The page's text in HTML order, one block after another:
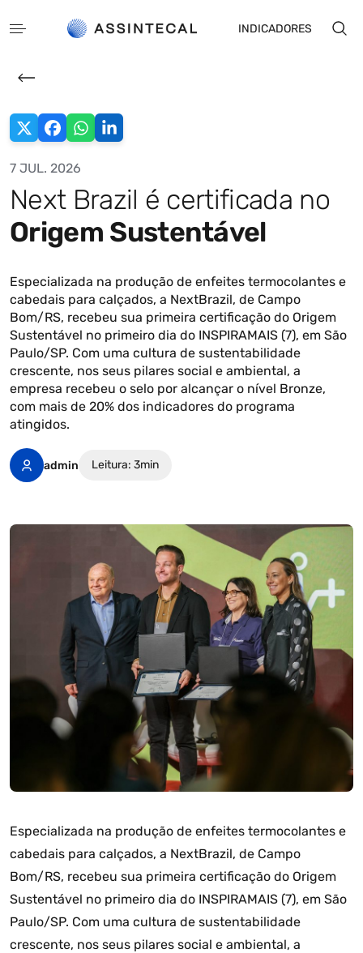
EN ES
INDICADORES
7 JUL. 2026
Next Brazil é certificada no
Origem Sustentável
Especializada na produção de enfeites termocolantes e
cabedais para calçados, a NextBrazil, de Campo
Bom/RS, recebeu sua primeira certificação do Origem
Sustentável no primeiro dia do INSPIRAMAIS (7), em São
Paulo/SP. Com uma cultura de sustentabilidade
crescente, nos seus pilares social e ambiental, a
empresa recebeu o selo por alcançar o nível Bronze,
com mais de 20% dos indicadores do programa
atingidos.
admin Leitura: 3min
Especializada na produção de enfeites termocolantes e
cabedais para calçados, a NextBrazil, de Campo
Bom/RS, recebeu sua primeira certificação do Origem
Sustentável no primeiro dia do INSPIRAMAIS (7), em São
Paulo/SP. Com uma cultura de sustentabilidade
crescente, nos seus pilares social e ambiental, a